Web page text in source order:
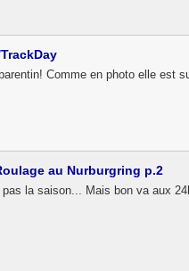
Comme en photo elle est
au Nurburgring p.2
la saison... Mais bon va aux